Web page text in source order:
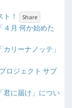
！ Share
４月 何か始めた
リーナノッテ」
ロジェクト サブ
君に届け」につい